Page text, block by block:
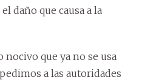
daño que causa a la
nocivo que ya no se usa
a las autoridades